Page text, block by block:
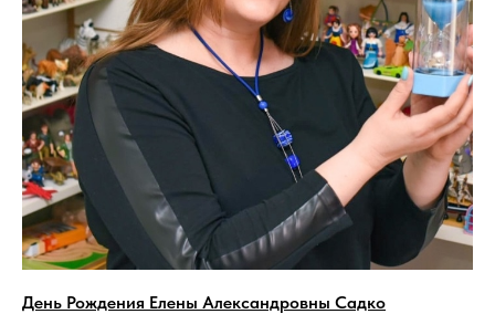
День Рождения Елены Александровны Садко